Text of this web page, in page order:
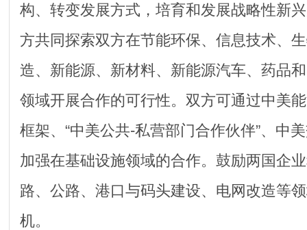
构、转变发展方式，培育和发展战略性新
方共同探索双方在节能环保、信息技术、
造、新能源、新材料、新能源汽车、药品
领域开展合作的可行性。双方可通过中美
框架、“中美公共-私营部门合作伙伴”、中
加强在基础设施领域的合作。鼓励两国企
路、公路、港口与码头建设、电网改造等
机。